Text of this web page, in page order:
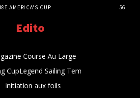
AMERICA'S CUP
56
Edito
Course Au Large
CupLegend Sailing Tem
Initiation aux foils